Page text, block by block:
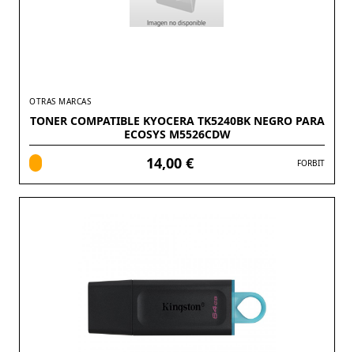
OTRAS MARCAS
TONER COMPATIBLE KYOCERA TK5240BK NEGRO PARA
ECOSYS M5526CDW
14,00 € FORBIT